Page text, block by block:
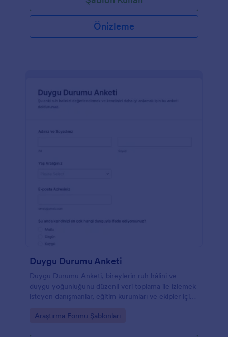
Önizleme
Duygu Durumu Anketi
Duygu Durumu Anketi, bireylerin ruh hâlini ve
duygu yoğunluğunu düzenli veri toplama ile izlemek
isteyen danışmanlar, eğitim kurumları ve ekipler için
Go to Category:
Araştırma Formu Şablonları